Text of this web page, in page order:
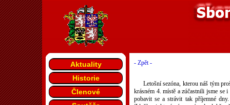
- Zpět -
Letošní sezóna, kterou náš tým
krásném 4. místě a zúčastnili jsme se
pobavit se a strávit tak příjemné
Aktuality
Historie
Členové